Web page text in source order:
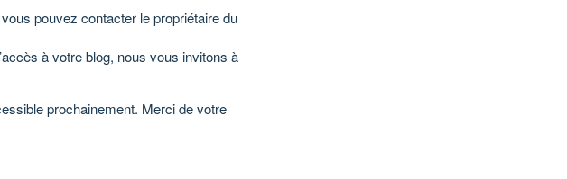
pouvez contacter le propriétaire du
à votre blog, nous vous invitons à
prochainement. Merci de votre